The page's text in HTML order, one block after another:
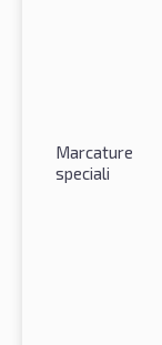
Marcature
speciali